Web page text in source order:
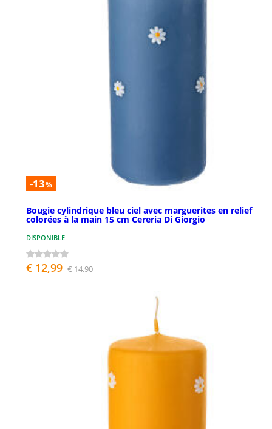
-13%
Bougie cylindrique bleu ciel avec marguerites en relief
colorées à la main 15 cm Cereria Di Giorgio
DISPONIBLE
€ 12,99 € 14,90